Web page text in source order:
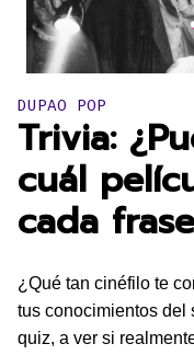
Publicado en:
DUPAO POP
Trivia:
cuál
cada
¿Qué tan cinéfilo te
tus conocimientos del
quiz, a ver si